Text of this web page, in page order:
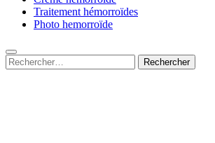
Traitement hémorroïdes
Photo hemorroïde
Rechercher :